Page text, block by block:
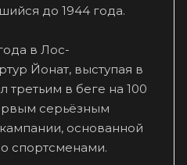
до 1944 года.
в Лос-
Йонат, выступая в
третьим в беге на 100
серьёзным
основанной
спортсменами.